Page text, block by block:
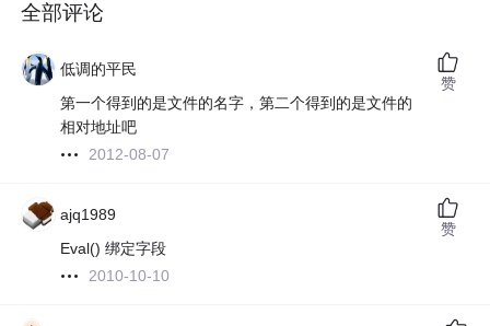
全部评论
低调的平民
第一个得到的是文件的名字，第二个得到的是文件的
相对地址吧
2012-08-07
赞
ajq1989
Eval() 绑定字段
2010-10-10
赞